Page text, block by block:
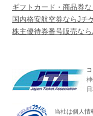
ギフトカード・商品券
国内格安航空券ならJチ
株主優待券番号販売な
当社は個人情